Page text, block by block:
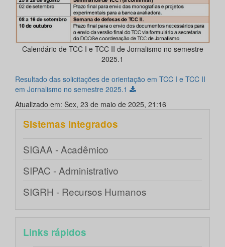
Calendário de TCC I e TCC II de Jornalismo no semestre
2025.1
Resultado das solicitações de orientação em TCC I e TCC II
em Jornalismo no semestre 2025.1
Atualizado em: Sex, 23 de maio de 2025, 21:16
Sistemas integrados
SIGAA - Acadêmico
SIPAC - Administrativo
SIGRH - Recursos Humanos
Links rápidos